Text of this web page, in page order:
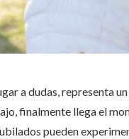
a dudas, representa
finalmente llega el
pueden